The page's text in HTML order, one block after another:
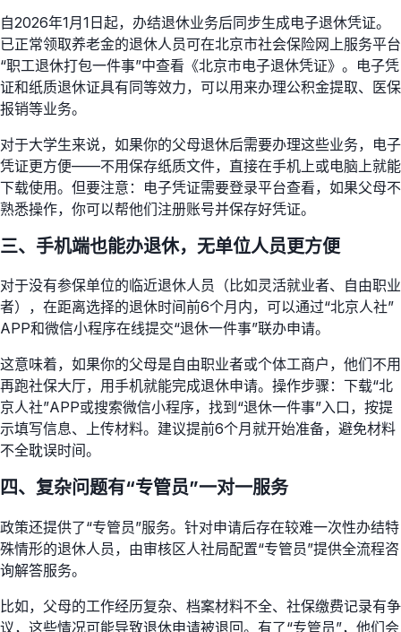
自2026年1月1日起，办结退休业务后同步生成电子退休凭证。
已正常领取养老金的退休人员可在北京市社会保险网上服务平台
“职工退休打包一件事”中查看《北京市电子退休凭证》。电子凭
证和纸质退休证具有同等效力，可以用来办理公积金提取、医保
报销等业务。
对于大学生来说，如果你的父母退休后需要办理这些业务，电子
凭证更方便——不用保存纸质文件，直接在手机上或电脑上就能
下载使用。但要注意：电子凭证需要登录平台查看，如果父母不
熟悉操作，你可以帮他们注册账号并保存好凭证。
三、手机端也能办退休，无单位人员更方便
对于没有参保单位的临近退休人员（比如灵活就业者、自由职业
者），在距离选择的退休时间前6个月内，可以通过“北京人社”
APP和微信小程序在线提交“退休一件事”联办申请。
这意味着，如果你的父母是自由职业者或个体工商户，他们不用
再跑社保大厅，用手机就能完成退休申请。操作步骤：下载“北
京人社”APP或搜索微信小程序，找到“退休一件事”入口，按提
示填写信息、上传材料。建议提前6个月就开始准备，避免材料
不全耽误时间。
四、复杂问题有“专管员”一对一服务
政策还提供了“专管员”服务。针对申请后存在较难一次性办结特
殊情形的退休人员，由审核区人社局配置“专管员”提供全流程咨
询解答服务。
比如，父母的工作经历复杂、档案材料不全、社保缴费记录有争
议，这些情况可能导致退休申请被退回。有了“专管员”，他们会